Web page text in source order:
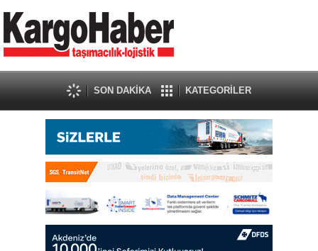
SON DAKİKA KATEGORİLER